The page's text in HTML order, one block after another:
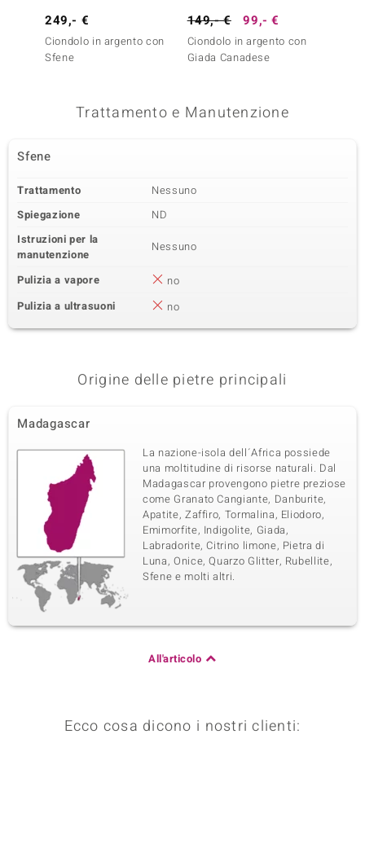
249,- €
Ciondolo in argento con
Sfene
149,- € 99,- €
Ciondolo in argento con
Giada Canadese
Trattamento e Manutenzione
Sfene
Trattamento
Nessuno
Spiegazione
ND
Istruzioni per la
manutenzione
Nessuno
Pulizia a vapore
no
Pulizia a ultrasuoni
no
Origine delle pietre principali
Madagascar
La nazione-isola dell´Africa possiede
una moltitudine di risorse naturali. Dal
Madagascar provengono pietre preziose
come Granato Cangiante, Danburite,
Apatite, Zaffiro, Tormalina, Eliodoro,
Emimorfite, Indigolite, Giada,
Labradorite, Citrino limone, Pietra di
Luna, Onice, Quarzo Glitter, Rubellite,
Sfene e molti altri.
All'articolo
Ecco cosa dicono i nostri clienti: